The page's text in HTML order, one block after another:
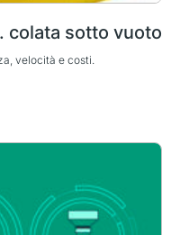
colata sotto vuoto
velocità e costi.